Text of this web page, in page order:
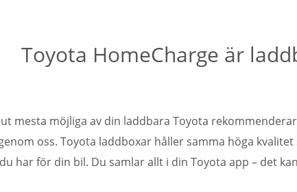
Toyota HomeCharge är
mesta möjliga av din laddbara Toyota
oss. Toyota laddboxar håller samma höga
har för din bil. Du samlar allt i din Toyota app – det